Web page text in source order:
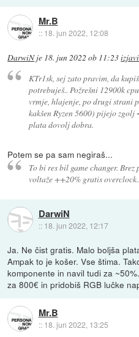
Mr.B
:: 18. jun 2022, 12:08
DarwiNje 18. jun 2022 ob 11:23
KTr1sk, sej zato pravim, da
potrebuješ.. Požrešni 12900k
vrmje, hlajenje, po drugi strani
kakšen Ryzen 5600) pijejo zgolj
plata dovolj dobra.
Potem se pa sam negiraš...
To bi res bil game changer.
voltaže ++20% gratis
DarwiN
:: 18. jun 2022, 12:17
Ja. Ne čist gratis. Malo boljša
Ampak to je košer. Vse štima.
komponente in navil tudi za
za 800€ in pridobiš RGB lučke
Mr.B
:: 18. jun 2022, 13:25